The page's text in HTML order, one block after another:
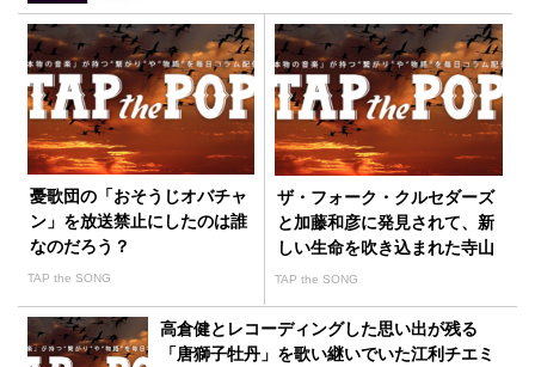
憂歌団の「おそうじオバチャ
ン」を放送禁止にしたのは誰
なのだろう？
TAP the SONG
ザ・フォーク・クルセダーズ
と加藤和彦に発見されて、新
しい生命を吹き込まれた寺山
修司の「戦争は知らない」
TAP the SONG
高倉健とレコーディングした思い出が残る
「唐獅子牡丹」を歌い継いでいた江利チエミ